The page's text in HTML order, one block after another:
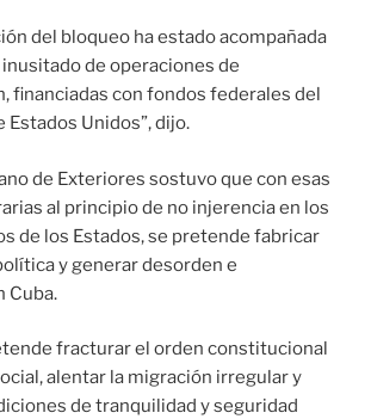
del bloqueo ha estado acompañada
de operaciones de
financiadas con fondos federales del
Unidos”, dijo.
de Exteriores sostuvo que con esas
al principio de no injerencia en los
de los Estados, se pretende fabricar
y generar desorden e
Cuba.
fracturar el orden constitucional
alentar la migración irregular y
de tranquilidad y seguridad